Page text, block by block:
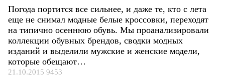
Погода портится все сильнее, и даже те, кто с лета
еще не снимал модные белые кроссовки, переходят
на типично осеннюю обувь. Мы проанализировали
коллекции обувных брендов, сводки модных
изданий и выделили мужские и женские модели,
которые обещают…
21.10.2015 9453